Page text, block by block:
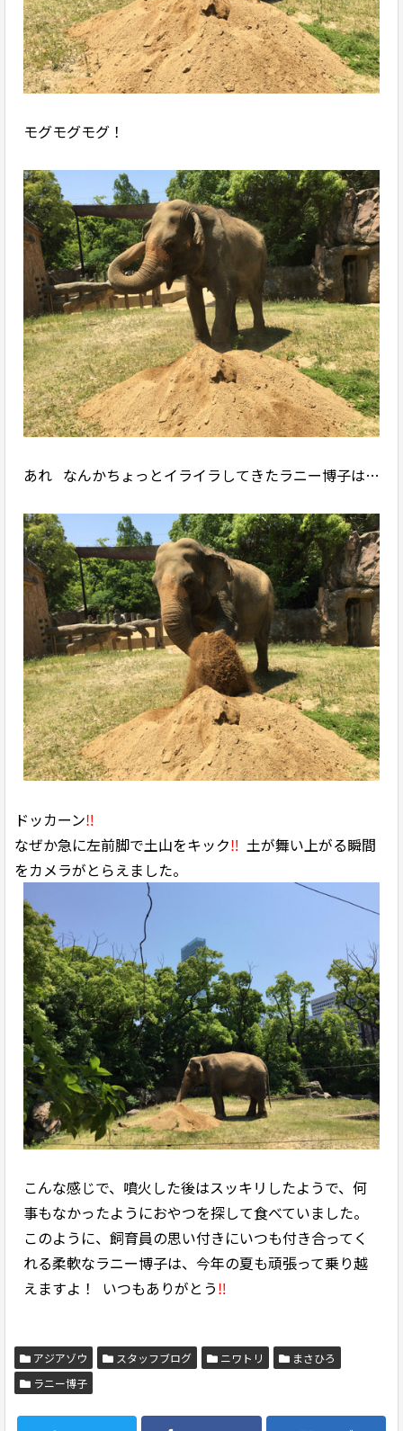
モグモグモグ！
あれ⁇ なんかちょっとイライラしてきたラニー博子は…
ドッカーン‼
なぜか急に左前脚で土山をキック‼ 土が舞い上がる瞬間
をカメラがとらえました。
こんな感じで、噴火した後はスッキリしたようで、何
事もなかったようにおやつを探して食べていました。
このように、飼育員の思い付きにいつも付き合ってく
れる柔軟なラニー博子は、今年の夏も頑張って乗り越
えますよ！ いつもありがとう‼
アジアゾウ スタッフブログ ニワトリ
まさひろ
ラニー博子